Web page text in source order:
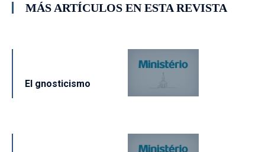
MÁS ARTÍCULOS EN ESTA REVISTA
El gnosticismo